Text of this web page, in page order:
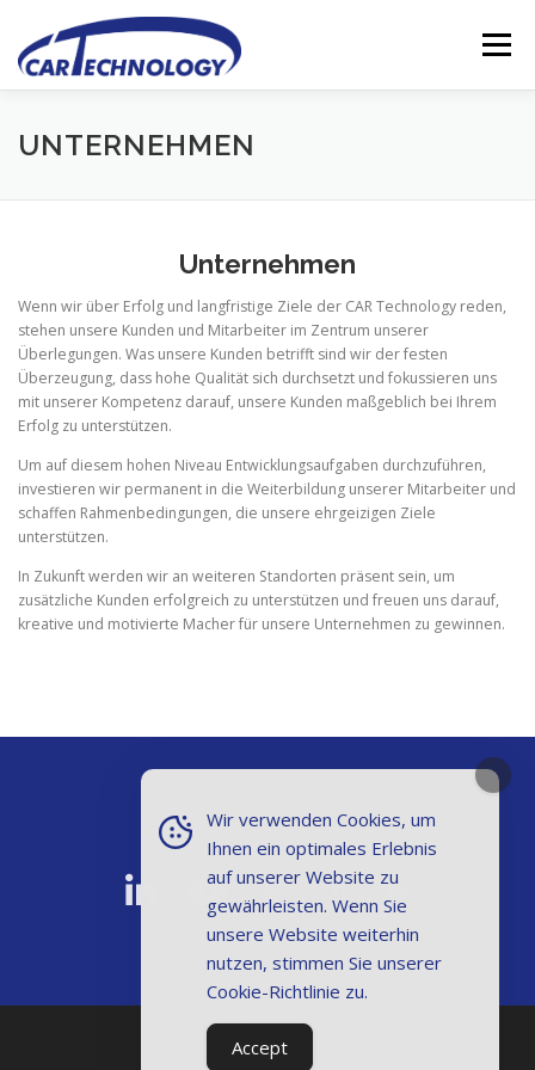
obsah
Menu
ÜBER UNS GALERIE
UNTERNEHMEN
Unternehmen
Wenn wir über Erfolg und langfristige Ziele der CAR Technology reden,
stehen unsere Kunden und Mitarbeiter im Zentrum unserer
Überlegungen. Was unsere Kunden betrifft sind wir der festen
Überzeugung, dass hohe Qualität sich durchsetzt und fokussieren uns
mit unserer Kompetenz darauf, unsere Kunden maßgeblich bei Ihrem
Erfolg zu unterstützen.
Um auf diesem hohen Niveau Entwicklungsaufgaben durchzuführen,
investieren wir permanent in die Weiterbildung unserer Mitarbeiter und
schaffen Rahmenbedingungen, die unsere ehrgeizigen Ziele
unterstützen.
In Zukunft werden wir an weiteren Standorten präsent sein, um
zusätzliche Kunden erfolgreich zu unterstützen und freuen uns darauf,
kreative und motivierte Macher für unsere Unternehmen zu gewinnen.
CAR TECHNOLOGY
Datenschutz und Impressum
Wir verwenden Cookies, um
Ihnen ein optimales Erlebnis
auf unserer Website zu
gewährleisten. Wenn Sie
unsere Website weiterhin
nutzen, stimmen Sie unserer
Cookie-Richtlinie zu.
Accept